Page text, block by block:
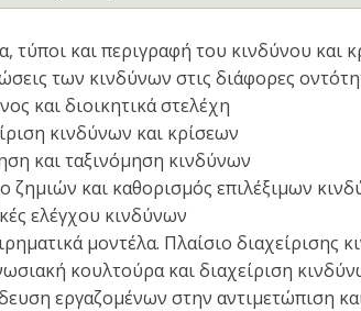
τύποι και περιγραφή του κινδύνου και
των κινδύνων στις διάφορες
και διοικητικά στελέχη
κινδύνων και κρίσεων
και ταξινόμηση κινδύνων
ζημιών και καθορισμός επιλέξιμων
ελέγχου κινδύνων
μοντέλα. Πλαίσιο διαχείρισης
κουλτούρα και διαχείριση
εργαζομένων στην αντιμετώπιση